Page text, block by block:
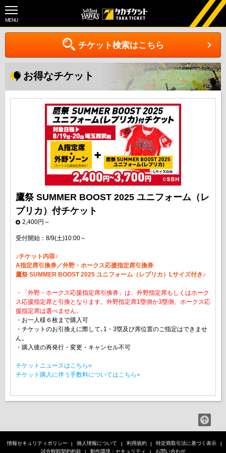
MENU
チケット検索はこちら
お得なチケット
鷹祭 SUMMER BOOST 2025 ユニフォーム（レ
プリカ）付チケット
2,400円～
受付開始：8/9(土)10:00～
♪チケット内容♪
A指定席引換券／外野・ホークス応援指定席引換券
鷹祭 SUMMER BOOST 2025 ユニフォーム（レプリカ）Lサイズ付き♪
・「外野・ホークス応援指定席引換券」は、外野指定席もしくはホーク
ス応援指定席と引換となります。外野指定席1塁側か3塁側、ホークス応
援指定席は選べません。
・お一人様６枚まで購入可
・チケットのお引換えに際して､1・3塁及び席位置のご指定はできませ
ん。
・購入後の再発行・変更・キャンセル不可
チケットニュースはこちら»
チケット購入に伴う手数料についてはこちら»
情報セキュリティポリシー 個人情報について 利用規約
特定商取引法に基づく表示
試合観戦契約約款
動作環境・セキュリティ お問い合わせ